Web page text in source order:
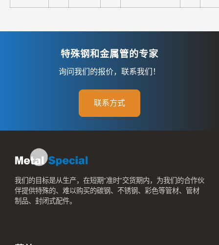
特殊钢和金属管的专家
询问我们的报价，联系我们！
联系方式
我们的目标是从生产，在短期“准时”交货期内，为我们的合作伙
伴提供特殊的、难以购买的碳钢、不锈钢、彩色等管材、管材
制品、封闭式配件。